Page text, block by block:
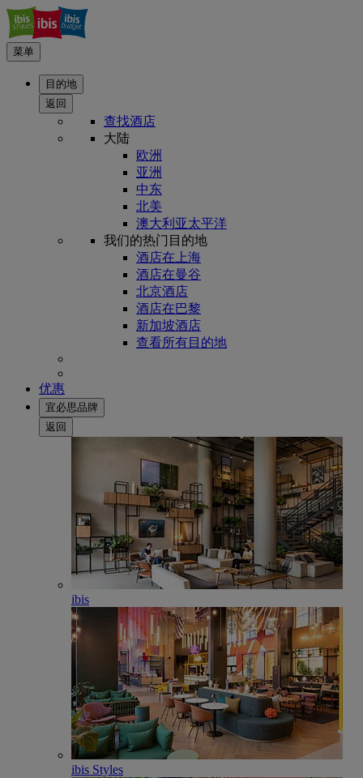
菜单
目的地
返回
查找酒店
大陆
欧洲
亚洲
中东
北美
澳大利亚太平洋
我们的热门目的地
酒店在上海
酒店在曼谷
北京酒店
酒店在巴黎
新加坡酒店
查看所有目的地
优惠
宜必思品牌
返回
ibis
ibis Styles